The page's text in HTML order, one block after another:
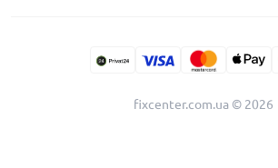
fixcenter.com.ua © 2026